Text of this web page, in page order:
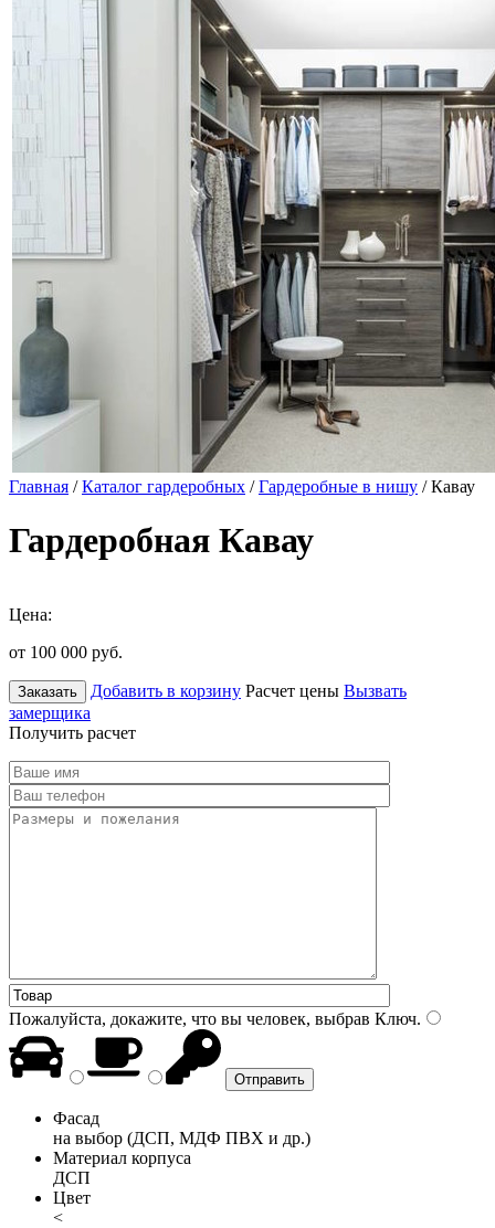
Главная /Каталог гардеробных /Гардеробные в нишу / Кавау
Гардеробная Кавау
Цена:
от 100 000 руб.
Заказать Добавить в корзину Расчет цены Вызвать
замерщика
Получить расчет
Пожалуйста, докажите, что вы человек, выбрав Ключ.
Фасад
на выбор (ДСП, МДФ ПВХ и др.)
Материал корпуса
ДСП
Цвет
<